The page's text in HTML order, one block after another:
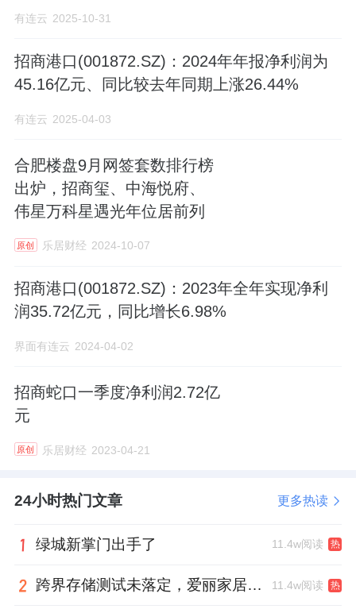
有连云 2025-10-31
招商港口(001872.SZ)：2024年年报净利润为
45.16亿元、同比较去年同期上涨26.44%
有连云 2025-04-03
合肥楼盘9月网签套数排行榜
出炉，招商玺、中海悦府、
伟星万科星遇光年位居前列
原创 乐居财经 2024-10-07
招商港口(001872.SZ)：2023年全年实现净利
润35.72亿元，同比增长6.98%
界面有连云 2024-04-02
招商蛇口一季度净利润2.72亿
元
原创 乐居财经 2023-04-21
24小时热门文章 更多热读
绿城新掌门出手了 11.4w阅读 热
跨界存储测试未落定，爱丽家居复牌前自揭多重风险 11.4w阅读 热